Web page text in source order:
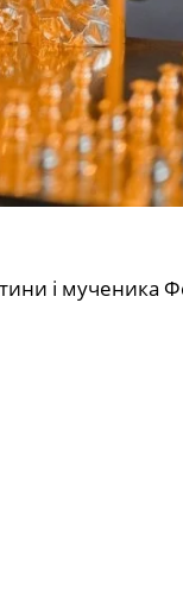
і мученика